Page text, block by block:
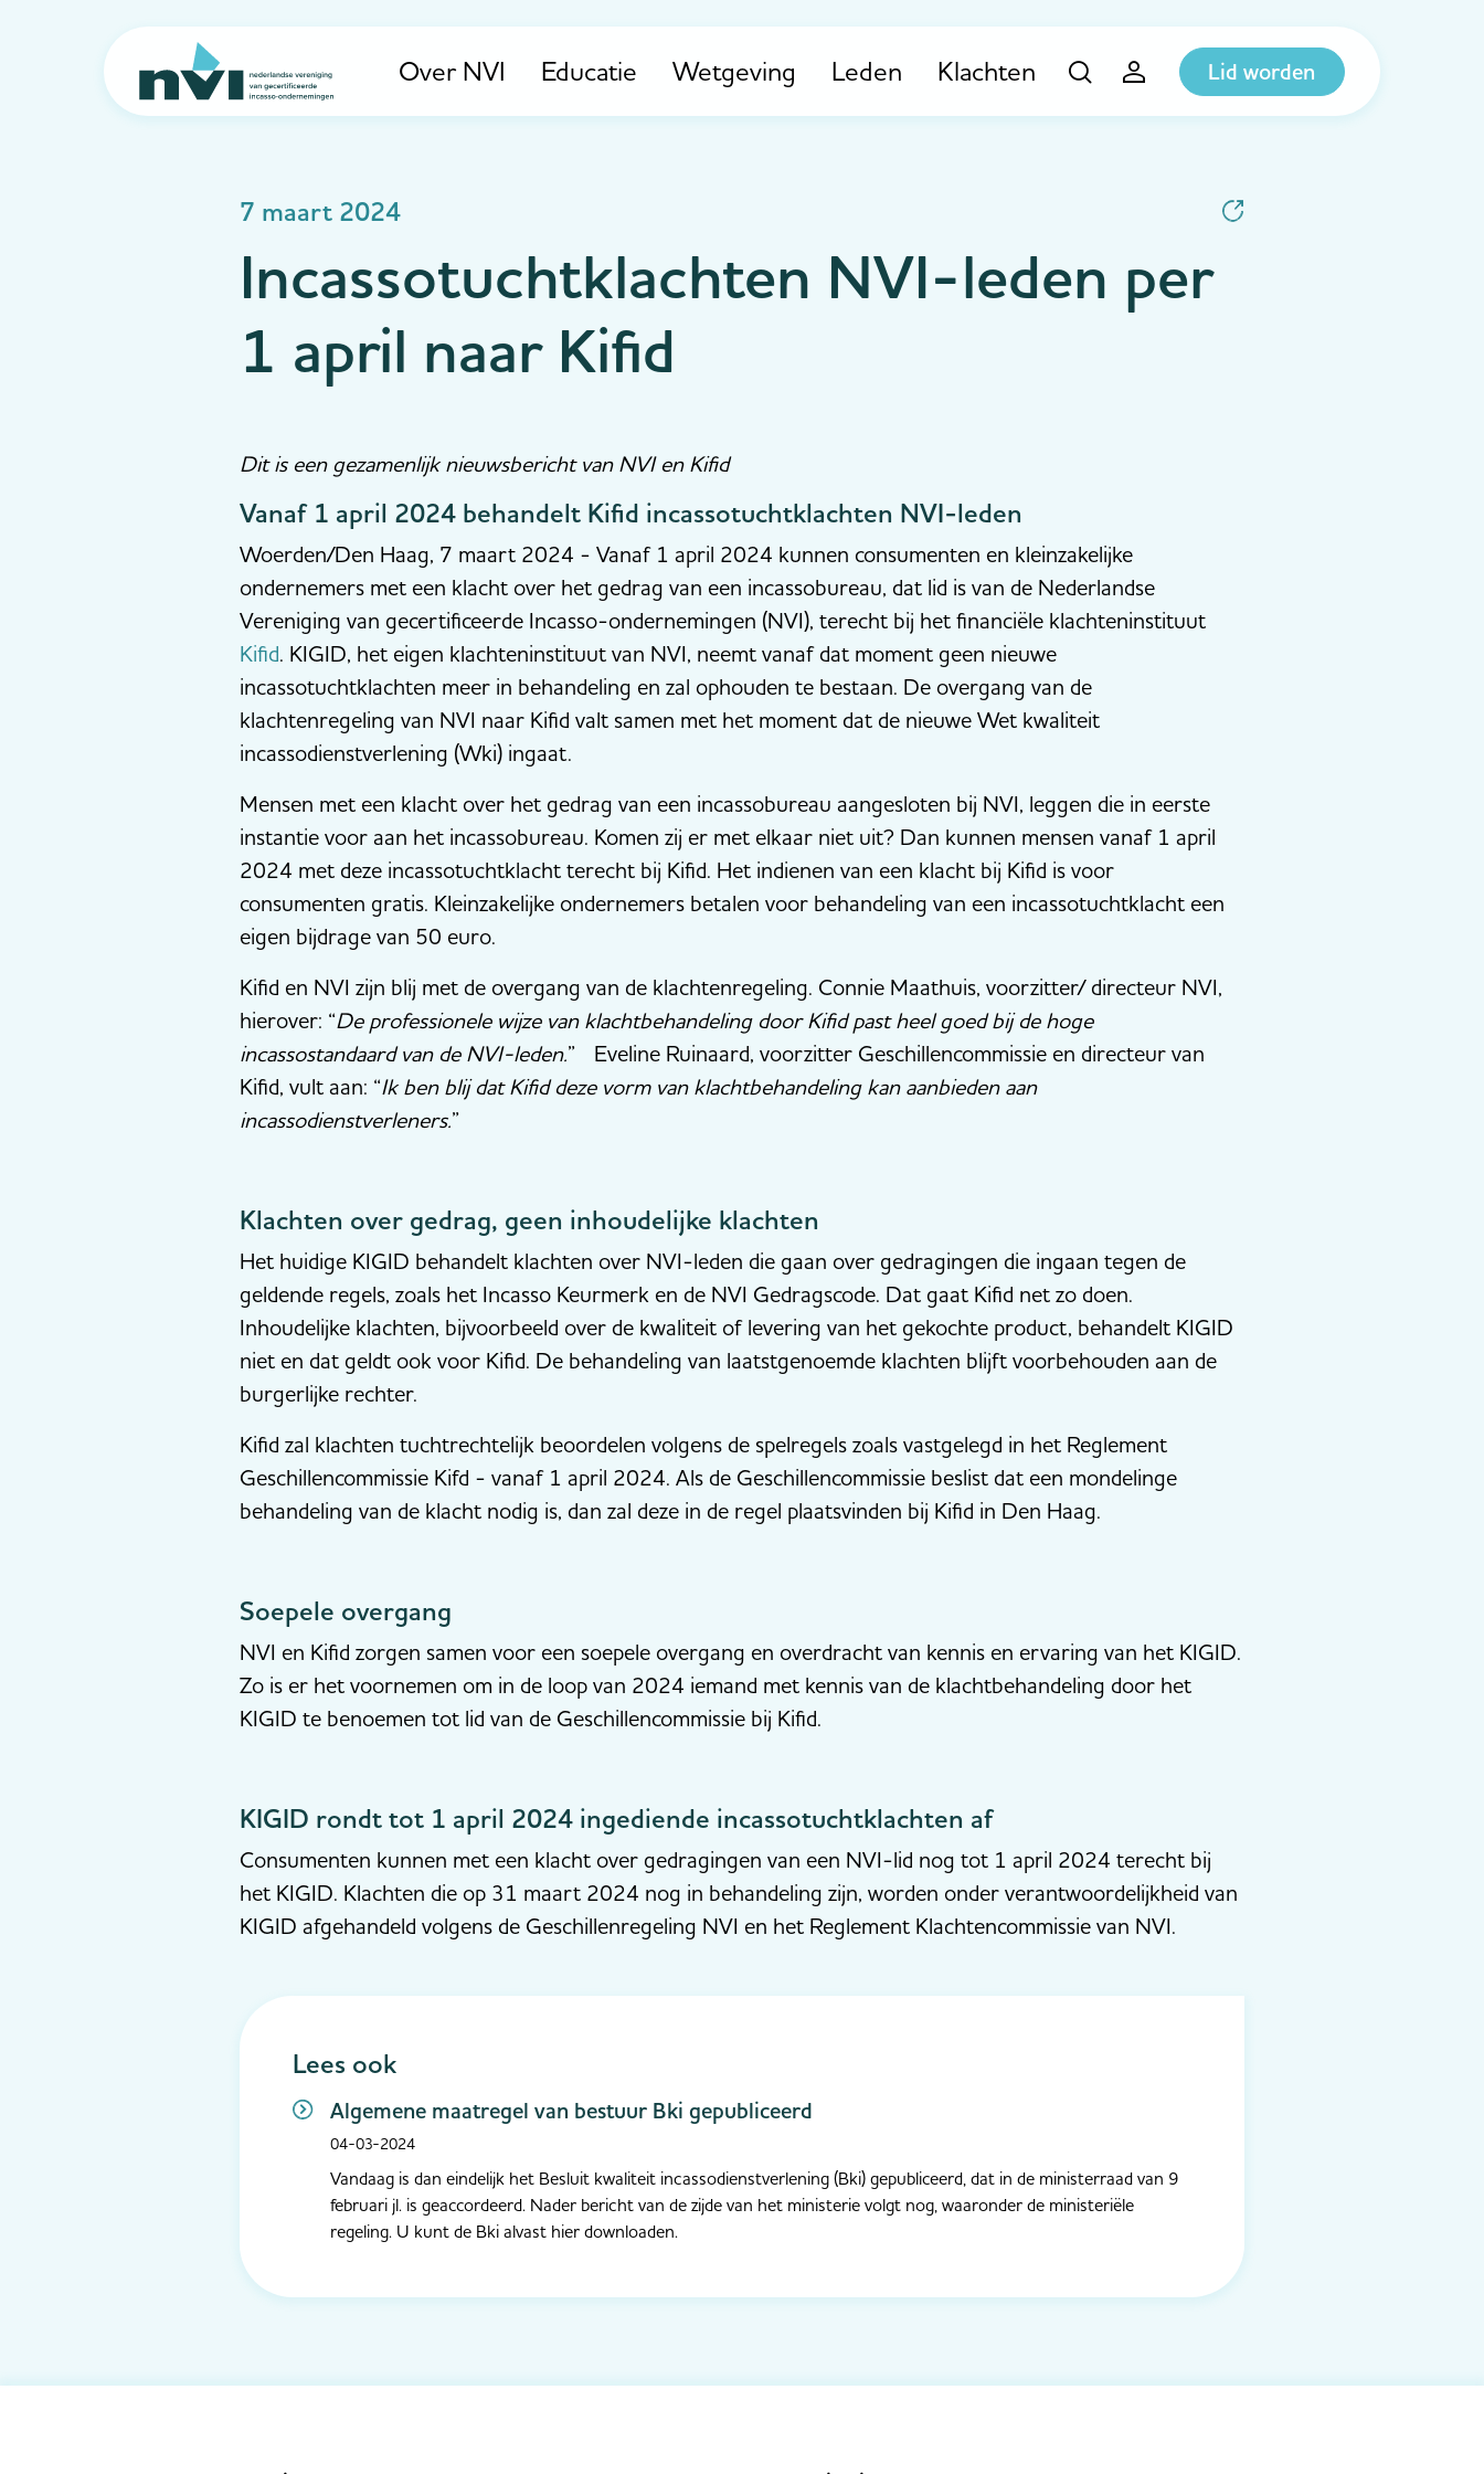
Navigation Over NVI Educatie Wetgeving Leden Klachten Lid worden
7 maart 2024
Incassotuchtklachten NVI-leden per
1 april naar Kifid
Dit is een gezamenlijk nieuwsbericht van NVI en Kifid
Vanaf 1 april 2024 behandelt Kifid incassotuchtklachten NVI-leden
Woerden/Den Haag, 7 maart 2024 - Vanaf 1 april 2024 kunnen consumenten en kleinzakelijke
ondernemers met een klacht over het gedrag van een incassobureau, dat lid is van de Nederlandse
Vereniging van gecertificeerde Incasso-ondernemingen (NVI), terecht bij het financiële klachteninstituut
Kifid. KIGID, het eigen klachteninstituut van NVI, neemt vanaf dat moment geen nieuwe
incassotuchtklachten meer in behandeling en zal ophouden te bestaan. De overgang van de
klachtenregeling van NVI naar Kifid valt samen met het moment dat de nieuwe Wet kwaliteit
incassodienstverlening (Wki) ingaat.
Mensen met een klacht over het gedrag van een incassobureau aangesloten bij NVI, leggen die in eerste
instantie voor aan het incassobureau. Komen zij er met elkaar niet uit? Dan kunnen mensen vanaf 1 april
2024 met deze incassotuchtklacht terecht bij Kifid. Het indienen van een klacht bij Kifid is voor
consumenten gratis. Kleinzakelijke ondernemers betalen voor behandeling van een incassotuchtklacht een
eigen bijdrage van 50 euro.
Kifid en NVI zijn blij met de overgang van de klachtenregeling. Connie Maathuis, voorzitter/ directeur NVI,
hierover: “De professionele wijze van klachtbehandeling door Kifid past heel goed bij de hoge
incassostandaard van de NVI-leden.” Eveline Ruinaard, voorzitter Geschillencommissie en directeur van
Kifid, vult aan: “Ik ben blij dat Kifid deze vorm van klachtbehandeling kan aanbieden aan
incassodienstverleners.”
Klachten over gedrag, geen inhoudelijke klachten
Het huidige KIGID behandelt klachten over NVI-leden die gaan over gedragingen die ingaan tegen de
geldende regels, zoals het Incasso Keurmerk en de NVI Gedragscode. Dat gaat Kifid net zo doen.
Inhoudelijke klachten, bijvoorbeeld over de kwaliteit of levering van het gekochte product, behandelt KIGID
niet en dat geldt ook voor Kifid. De behandeling van laatstgenoemde klachten blijft voorbehouden aan de
burgerlijke rechter.
Kifid zal klachten tuchtrechtelijk beoordelen volgens de spelregels zoals vastgelegd in het Reglement
Geschillencommissie Kifd - vanaf 1 april 2024. Als de Geschillencommissie beslist dat een mondelinge
behandeling van de klacht nodig is, dan zal deze in de regel plaatsvinden bij Kifid in Den Haag.
Soepele overgang
NVI en Kifid zorgen samen voor een soepele overgang en overdracht van kennis en ervaring van het KIGID.
Zo is er het voornemen om in de loop van 2024 iemand met kennis van de klachtbehandeling door het
KIGID te benoemen tot lid van de Geschillencommissie bij Kifid.
KIGID rondt tot 1 april 2024 ingediende incassotuchtklachten af
Consumenten kunnen met een klacht over gedragingen van een NVI-lid nog tot 1 april 2024 terecht bij
het KIGID. Klachten die op 31 maart 2024 nog in behandeling zijn, worden onder verantwoordelijkheid van
KIGID afgehandeld volgens de Geschillenregeling NVI en het Reglement Klachtencommissie van NVI.
Lees ook
Algemene maatregel van bestuur Bki gepubliceerd
04-03-2024
Vandaag is dan eindelijk het Besluit kwaliteit incassodienstverlening (Bki) gepubliceerd, dat in de ministerraad van 9
februari jl. is geaccordeerd. Nader bericht van de zijde van het ministerie volgt nog, waaronder de ministeriële
regeling. U kunt de Bki alvast hier downloaden.